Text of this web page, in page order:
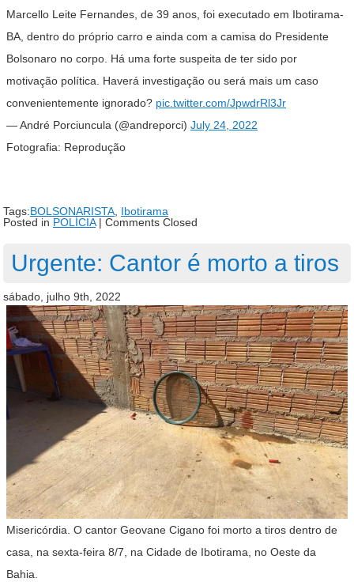
Marcello Leite Fernandes, de 39 anos, foi executado em Ibotirama-
BA, dentro do próprio carro e ainda com a camisa do Presidente
Bolsonaro no corpo. Há uma forte suspeita de ter sido por
motivação política. Haverá investigação ou será mais um caso
convenientemente ignorado? pic.twitter.com/JpwdrRl3Jr
— André Porciuncula (@andreporci) July 24, 2022
Fotografia: Reprodução
Tags:BOLSONARISTA Ibotirama
Posted in POLÍCIA| Comments Closed
Urgente: Cantor é morto a tiros
sábado, julho 9th, 2022
Misericórdia. O cantor Geovane Cigano foi morto a tiros dentro de
casa, na sexta-feira 8/7, na Cidade de Ibotirama, no Oeste da
Bahia.